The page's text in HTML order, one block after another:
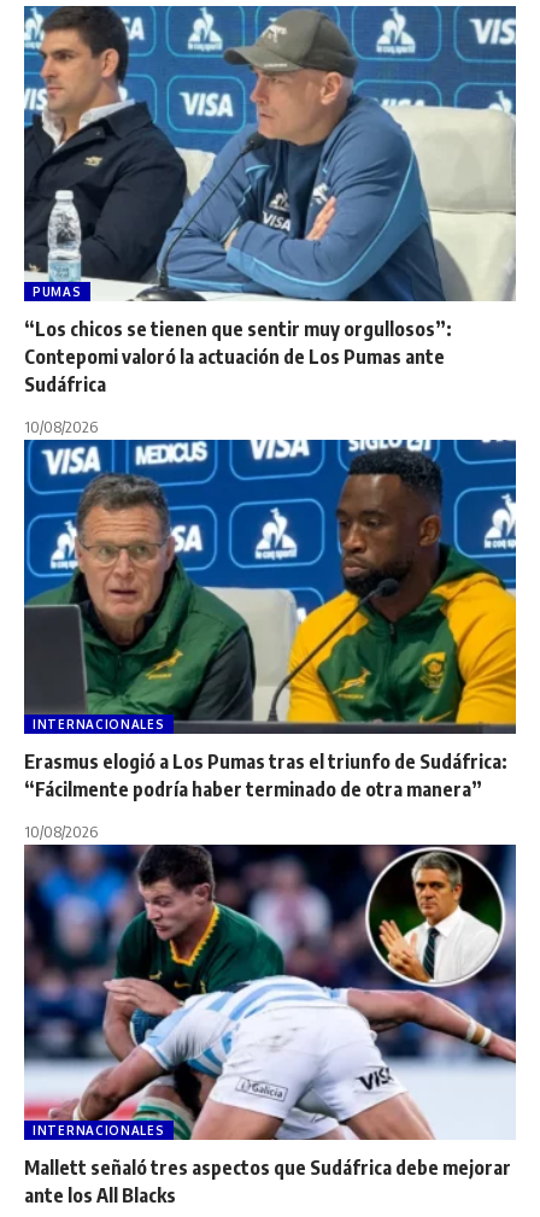
PUMAS
“Los chicos se tienen que sentir muy orgullosos”:
Contepomi valoró la actuación de Los Pumas ante
Sudáfrica
10/08/2026
INTERNACIONALES
Erasmus elogió a Los Pumas tras el triunfo de Sudáfrica:
“Fácilmente podría haber terminado de otra manera”
10/08/2026
INTERNACIONALES
Mallett señaló tres aspectos que Sudáfrica debe mejorar
ante los All Blacks